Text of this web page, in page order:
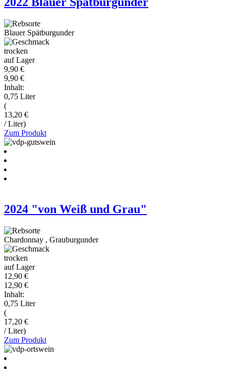
Blauer Spätburgunder
trocken
auf Lager
9,90 €
9,90 €
Inhalt:
0,75 Liter
(
13,20 €
/ Liter)
Zum Produkt
2024 "von Weiß und Grau"
Chardonnay , Grauburgunder
trocken
auf Lager
12,90 €
12,90 €
Inhalt:
0,75 Liter
(
17,20 €
/ Liter)
Zum Produkt